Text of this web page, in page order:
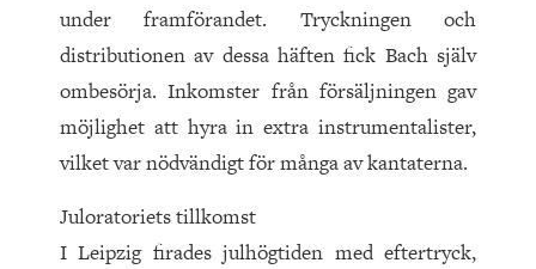
under framförandet. Tryckningen och
distributionen av dessa häften fick Bach själv
ombesörja. Inkomster från försäljningen gav
möjlighet att hyra in extra instrumentalister,
vilket var nödvändigt för många av kantaterna.
Juloratoriets tillkomst
I Leipzig firades julhögtiden med eftertryck,